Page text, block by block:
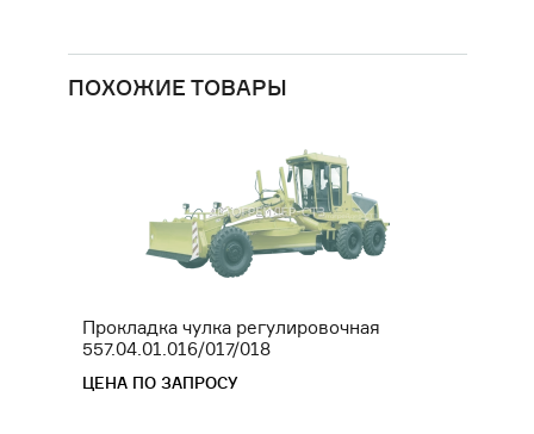
ПОХОЖИЕ ТОВАРЫ
Прокладка чулка регулировочная
557.04.01.016/017/018
ЦЕНА ПО ЗАПРОСУ